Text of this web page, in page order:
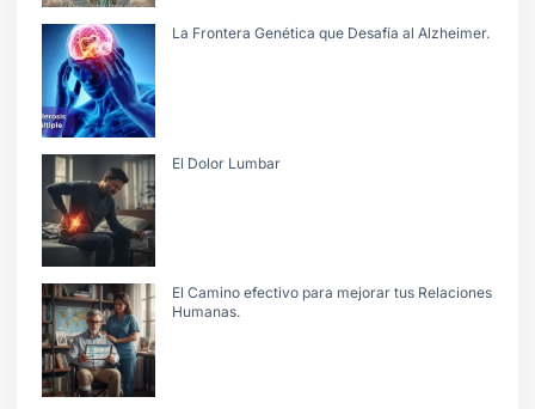
La Frontera Genética que Desafía al Alzheimer.
El Dolor Lumbar
El Camino efectivo para mejorar tus Relaciones
Humanas.